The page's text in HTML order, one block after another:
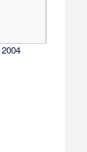
2004